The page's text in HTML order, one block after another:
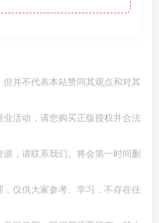
并不代表本站赞同其观点和对其
活动，请您购买正版授权并合法
，请联系我们。将会第一时间删
仅供大家参考、学习，不存在任